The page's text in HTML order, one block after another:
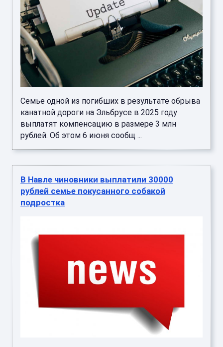
Семье одной из погибших в результате обрыва
канатной дороги на Эльбрусе в 2025 году
выплатят компенсацию в размере 3 млн
рублей. Об этом 6 июня сообщ ...
В Навле чиновники выплатили 30000
рублей семье покусанного собакой
подростка